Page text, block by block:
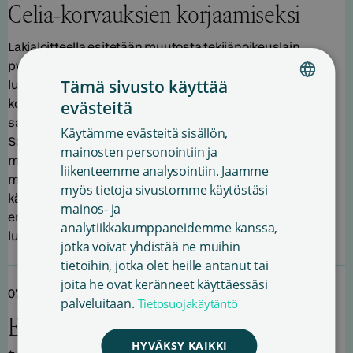
Celia-korvauksien korjaamiseksi
Lakialoitteella esitetään muutosta tekijänoikeuslain
pykälään, jossa säädetään teosten saattamisesta
lukemisesteisten käytettäväksi ja tämän käytön
korvaamisesta. Tavoitteena on, että kirjallisuuden tekijät
saavat kohtuullisen korvauksen kaikista
Saavutettavuuskirjasto Celian lainoista lainauksen
muodosta riippumatta. Tällä hetkellä lainsäädännössä
määritelty korvausoikeus ei vastaa teosten tosiasiallista
käyttöä. Saavutettavuuskirjasto Celia on valtion
erikoiskirjasto, jonka tehtävänä on tarjota palveluja
lukemisesteisille. Celia tuottaa kirjallisia teoksia […]
07.11.2024
Eduskunnassa tehtiin
SWEDISH
Tämä sivusto käyttää
evästeitä
Käytämme evästeitä sisällön,
mainosten personointiin ja
liikenteemme analysointiin. Jaamme
myös tietoja sivustomme käytöstäsi
mainos- ja
analytiikkakumppaneidemme kanssa,
jotka voivat yhdistää ne muihin
tietoihin, jotka olet heille antanut tai
joita he ovat keränneet käyttäessäsi
palveluitaan. Tietosuojakäytäntö
HYVÄKSY KAIKKI